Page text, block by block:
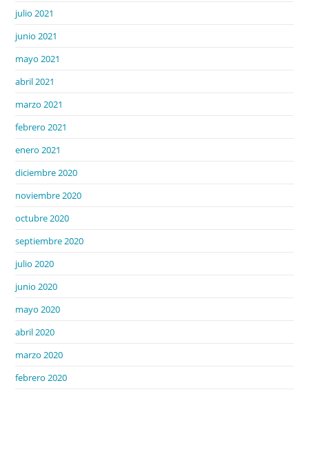
julio 2021
junio 2021
mayo 2021
abril 2021
marzo 2021
febrero 2021
enero 2021
diciembre 2020
noviembre 2020
octubre 2020
septiembre 2020
julio 2020
junio 2020
mayo 2020
abril 2020
marzo 2020
febrero 2020